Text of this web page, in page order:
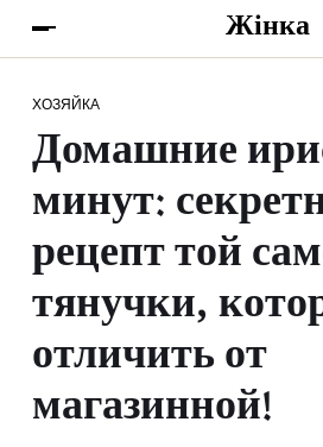
Жінка
ХОЗЯЙКА
Домашние
минут:
рецепт той
тянучки,
отличить от
магазинной!